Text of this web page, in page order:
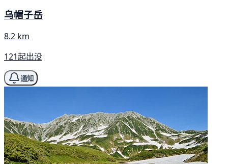
乌帽子岳
8.2 km
121起出没
通知